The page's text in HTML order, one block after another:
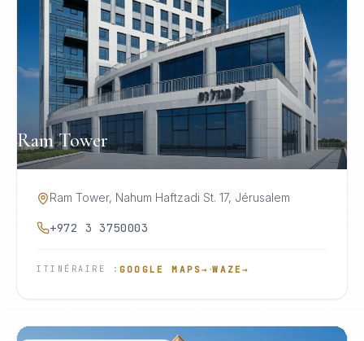
Ram Tower
Ram Tower, Nahum Haftzadi St. 17, Jérusalem
+972 3 3750003
ITINÉRAIRE : GOOGLE MAPS→ ·WAZE→